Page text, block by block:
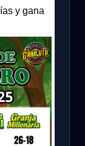
y gana